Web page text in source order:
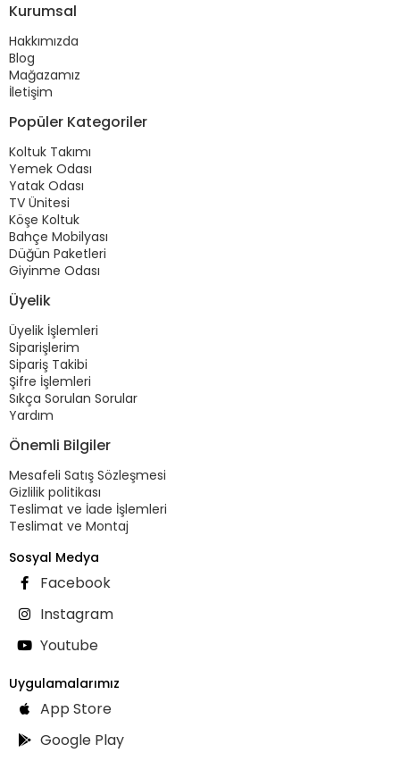
Kurumsal
Hakkımızda
Blog
Mağazamız
İletişim
Popüler Kategoriler
Koltuk Takımı
Yemek Odası
Yatak Odası
TV Ünitesi
Köşe Koltuk
Bahçe Mobilyası
Düğün Paketleri
Giyinme Odası
Üyelik
Üyelik İşlemleri
Siparişlerim
Sipariş Takibi
Şifre İşlemleri
Sıkça Sorulan Sorular
Yardım
Önemli Bilgiler
Mesafeli Satış Sözleşmesi
Gizlilik politikası
Teslimat ve İade İşlemleri
Teslimat ve Montaj
Sosyal Medya
Facebook
Instagram
Youtube
Uygulamalarımız
App Store
Google Play